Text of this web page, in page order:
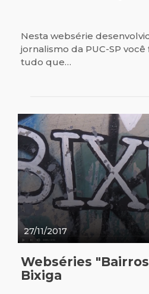
Nesta websérie
jornalismo da PUC-SP
tudo que…
27/11/2017
Webséries
Bixiga